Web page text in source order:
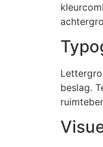
beslag.